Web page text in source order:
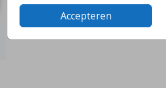
Accepteren